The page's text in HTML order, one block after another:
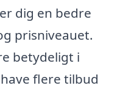
dig en bedre
prisniveauet.
betydeligt i
flere tilbud